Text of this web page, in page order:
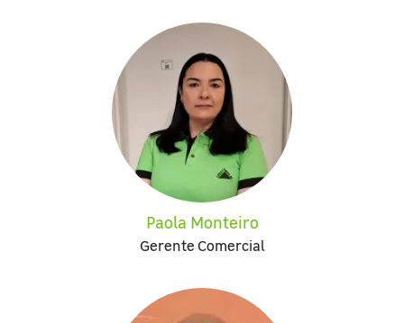
Paola Monteiro
Gerente Comercial